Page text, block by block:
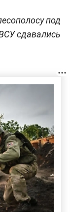
под
сдавались